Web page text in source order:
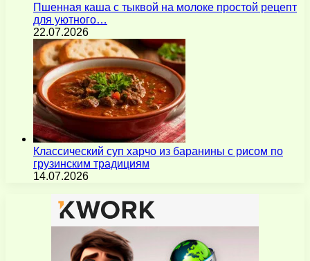
Пшенная каша с тыквой на молоке простой рецепт
для уютного…
22.07.2026
Классический суп харчо из баранины с рисом по
грузинским традициям
14.07.2026